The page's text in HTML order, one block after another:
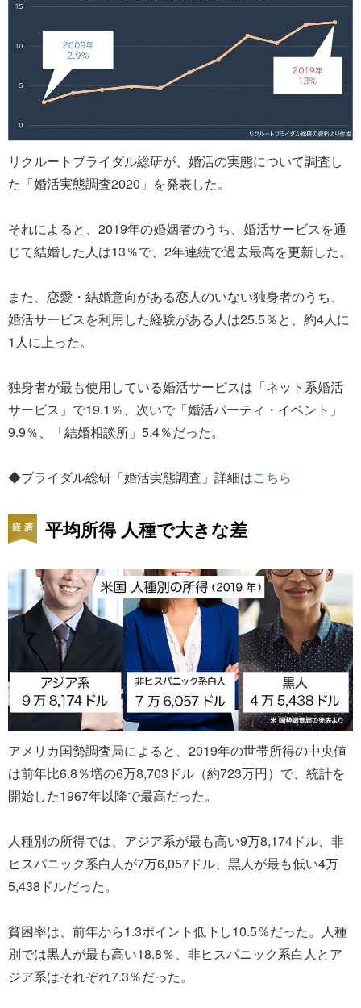
リクルートブライダル総研が、婚活の実態について調査し
た「婚活実態調査2020」を発表した。
それによると、2019年の婚姻者のうち、婚活サービスを通
じて結婚した人は13％で、2年連続で過去最高を更新した。
また、恋愛・結婚意向がある恋人のいない独身者のうち、
婚活サービスを利用した経験がある人は25.5％と、約4人に
1人に上った。
独身者が最も使用している婚活サービスは「ネット系婚活
サービス」で19.1％、次いで「婚活パーティ・イベント」
9.9％、「結婚相談所」5.4％だった。
◆ブライダル総研「婚活実態調査」詳細はこちら
平均所得 人種で大きな差
アメリカ国勢調査局によると、2019年の世帯所得の中央値
は前年比6.8％増の6万8,703ドル（約723万円）で、統計を
開始した1967年以降で最高だった。
人種別の所得では、アジア系が最も高い9万8,174ドル、非
ヒスパニック系白人が7万6,057ドル、黒人が最も低い4万
5,438ドルだった。
貧困率は、前年から1.3ポイント低下し10.5％だった。人種
別では黒人が最も高い18.8％、非ヒスパニック系白人とア
ジア系はそれぞれ7.3％だった。